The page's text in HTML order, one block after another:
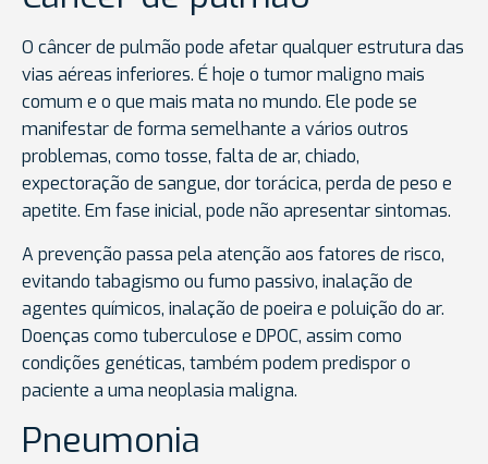
O câncer de pulmão pode afetar qualquer estrutura das
vias aéreas inferiores. É hoje o tumor maligno mais
comum e o que mais mata no mundo. Ele pode se
manifestar de forma semelhante a vários outros
problemas, como tosse, falta de ar, chiado,
expectoração de sangue, dor torácica, perda de peso e
apetite. Em fase inicial, pode não apresentar sintomas.
A prevenção passa pela atenção aos fatores de risco,
evitando tabagismo ou fumo passivo, inalação de
agentes químicos, inalação de poeira e poluição do ar.
Doenças como tuberculose e DPOC, assim como
condições genéticas, também podem predispor o
paciente a uma neoplasia maligna.
Pneumonia